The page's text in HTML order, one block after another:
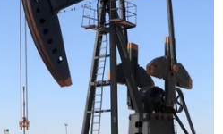
(Nguồn: The National Memo)
nghị sỹ Mỹ đã cáo buộc
lực quốc tế nhằm chấm
hạt nhân của Triều
tệ mạnh cho Bình